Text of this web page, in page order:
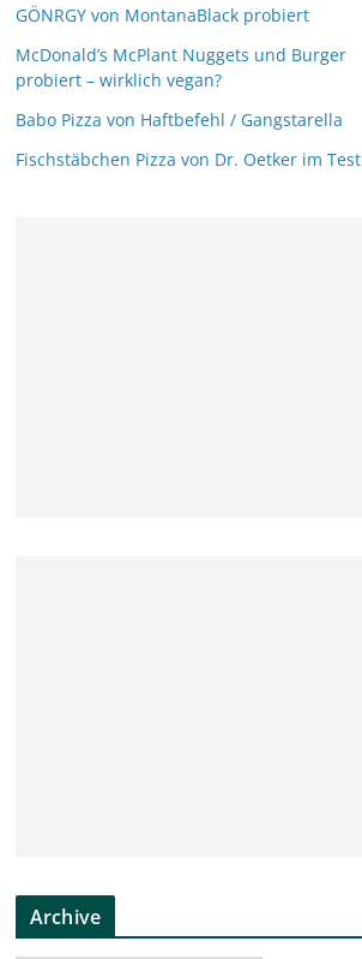
GÖNRGY von MontanaBlack probiert
McDonald’s McPlant Nuggets und Burger
probiert – wirklich vegan?
Babo Pizza von Haftbefehl / Gangstarella
Fischstäbchen Pizza von Dr. Oetker im Test
Archive